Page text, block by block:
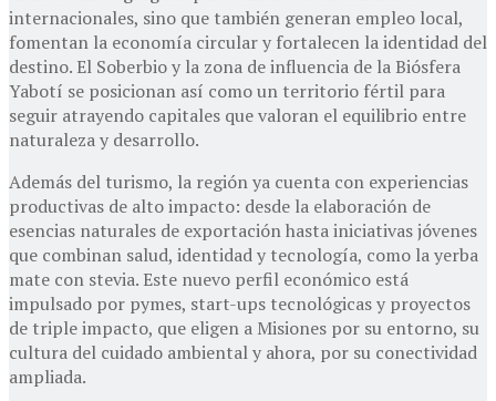
internacionales, sino que también generan empleo local,
fomentan la economía circular y fortalecen la identidad del
destino. El Soberbio y la zona de influencia de la Biósfera
Yabotí se posicionan así como un territorio fértil para
seguir atrayendo capitales que valoran el equilibrio entre
naturaleza y desarrollo.
Además del turismo, la región ya cuenta con experiencias
productivas de alto impacto: desde la elaboración de
esencias naturales de exportación hasta iniciativas jóvenes
que combinan salud, identidad y tecnología, como la yerba
mate con stevia. Este nuevo perfil económico está
impulsado por pymes, start-ups tecnológicas y proyectos
de triple impacto, que eligen a Misiones por su entorno, su
cultura del cuidado ambiental y ahora, por su conectividad
ampliada.